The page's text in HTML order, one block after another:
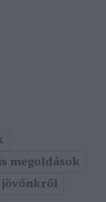
megoldások
jövőnkről